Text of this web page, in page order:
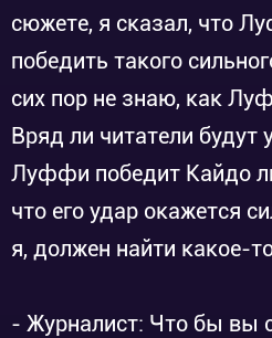
сюжете, я сказал, что
победить такого
сих пор не знаю, как
Вряд ли читатели будут
Луффи победит Кайдо
что его удар окажется
я, должен найти какое-
- Журналист: Что бы вы